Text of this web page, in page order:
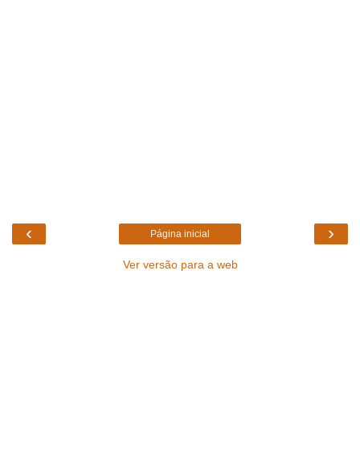
‹ ›
Página inicial
Ver versão para a web